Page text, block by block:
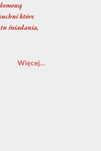
które
tu śniadania,
Więcej…